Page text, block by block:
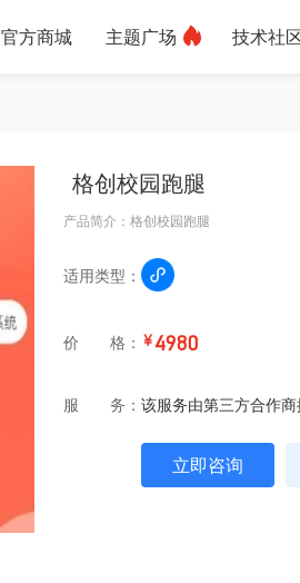
官方商城 主题广场 技术社
格创校园跑腿
产品简介：格创校园跑腿
适用类型：
价 格： ￥4980
服 务： 该服务由第三方合作商
立即咨询